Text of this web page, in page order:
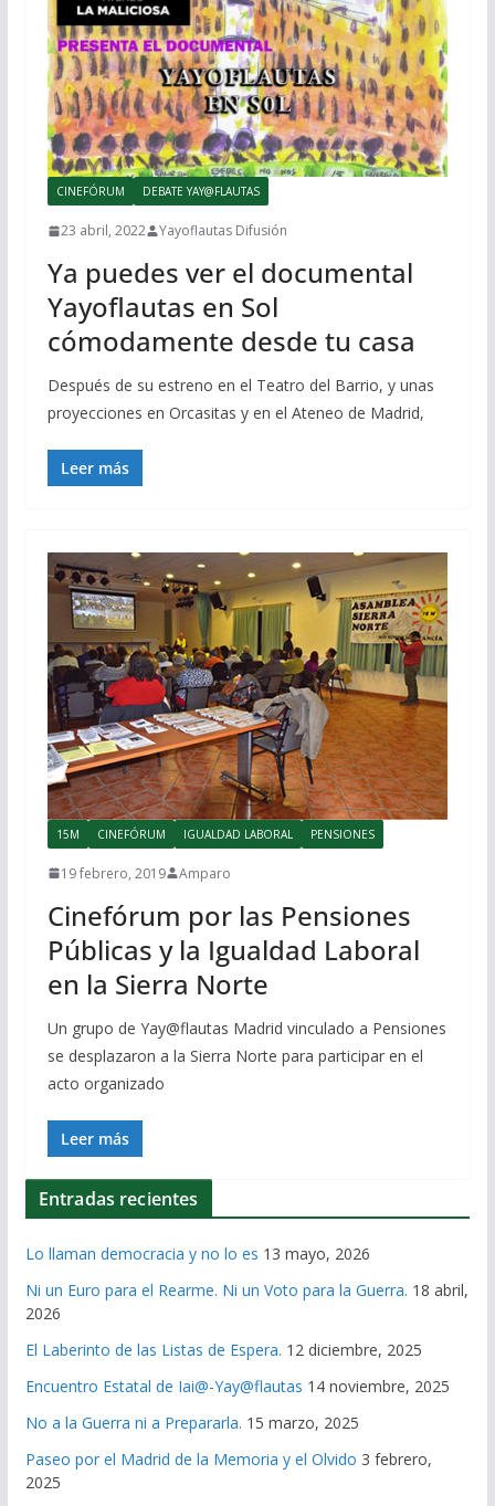
CINEFÓRUM DEBATE YAY@FLAUTAS
23 abril, 2022 Yayoflautas Difusión
Ya puedes ver el documental
Yayoflautas en Sol
cómodamente desde tu casa
Después de su estreno en el Teatro del Barrio, y unas
proyecciones en Orcasitas y en el Ateneo de Madrid,
Leer más
15M CINEFÓRUM IGUALDAD LABORAL PENSIONES
19 febrero, 2019 Amparo
Cinefórum por las Pensiones
Públicas y la Igualdad Laboral
en la Sierra Norte
Un grupo de Yay@flautas Madrid vinculado a Pensiones
se desplazaron a la Sierra Norte para participar en el
acto organizado
Leer más
Entradas recientes
Lo llaman democracia y no lo es 13 mayo, 2026
Ni un Euro para el Rearme. Ni un Voto para la Guerra. 18 abril,
2026
El Laberinto de las Listas de Espera. 12 diciembre, 2025
Encuentro Estatal de Iai@-Yay@flautas 14 noviembre, 2025
No a la Guerra ni a Prepararla. 15 marzo, 2025
Paseo por el Madrid de la Memoria y el Olvido 3 febrero,
2025